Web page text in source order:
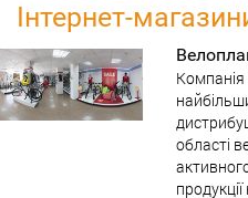
Інтернет-
області